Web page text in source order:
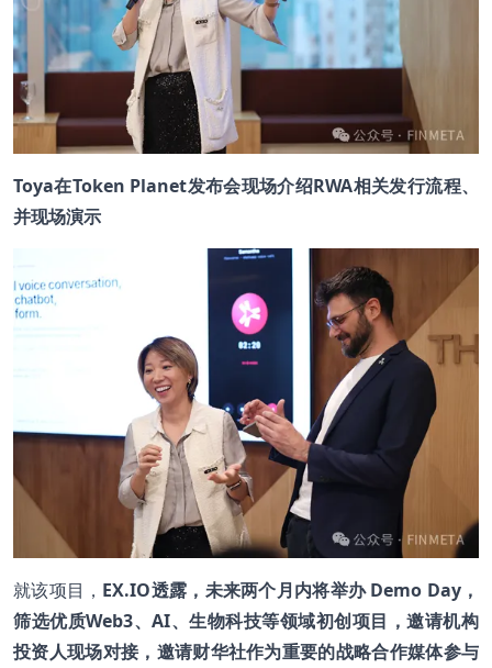
Toya在Token Planet发布会现场介绍RWA相关发行流程、
并现场演示
就该项目， EX.IO透露，未来两个月内将举办 Demo Day，
筛选优质Web3、AI、生物科技等领域初创项目，邀请机构
投资人现场对接，邀请财华社作为重要的战略合作媒体参与